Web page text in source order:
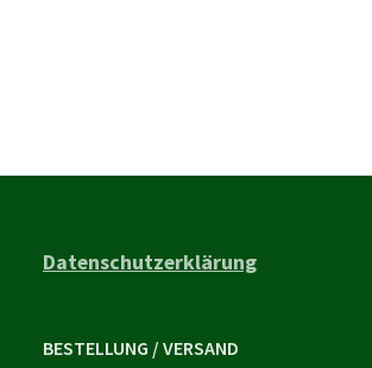
Datenschutzerklärung
BESTELLUNG / VERSAND